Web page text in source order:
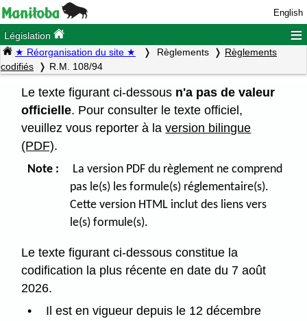
English
Législation ≡
★ Réorganisation du site ★ Règlements
Règlements
codifiés
R.M. 108/94
Le texte figurant ci-dessous n'a pas de valeur
officielle. Pour consulter le texte officiel,
veuillez vous reporter à laversion bilingue
(PDF).
Note : La version PDF du règlement ne comprend
pas le(s) les formule(s) réglementaire(s).
Cette version HTML inclut des liens vers
le(s) formule(s).
Le texte figurant ci-dessous constitue la
codification la plus récente en date du 7 août
2026.
Il est en vigueur depuis le 12 décembre